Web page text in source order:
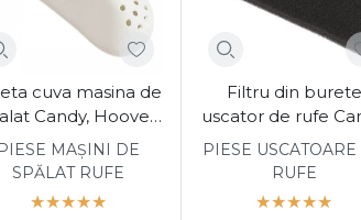
cuva masina de
Candy, Hoover
41024567
PIESE MAȘINI DE
SPĂLAT RUFE
Filtru din burete
uscator de rufe
PIESE USCATOARE
RUFE